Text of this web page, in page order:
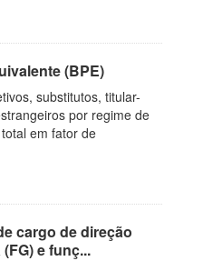
(BPE)
substitutos, titular-
por regime de
em fator de
cargo de direção
e funç...